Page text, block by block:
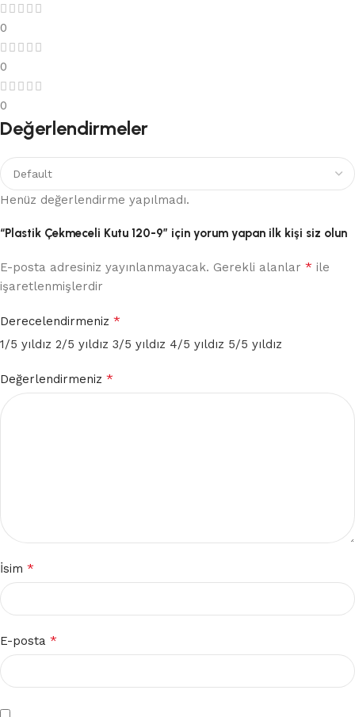
0
0
0
Değerlendirmeler
Henüz değerlendirme yapılmadı.
“Plastik Çekmeceli Kutu 120-9” için yorum yapan ilk kişi siz olun
E-posta adresiniz yayınlanmayacak. Gerekli alanlar * ile
işaretlenmişlerdir
Derecelendirmeniz *
1/5 yıldız 2/5 yıldız 3/5 yıldız 4/5 yıldız 5/5 yıldız
Değerlendirmeniz *
İsim *
E-posta *